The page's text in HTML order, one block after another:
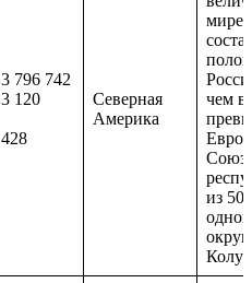
3 796 742
3 120
428
Северная
Америка
мире.
чем в
из 50